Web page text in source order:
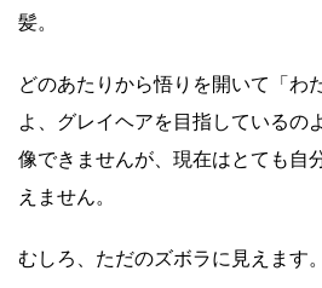
髪。
どのあたりから悟りを開いて「わ
よ、グレイヘアを目指しているの
像できませんが、現在はとても自
えません。
むしろ、ただのズボラに見えます。